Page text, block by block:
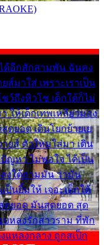
ด้อีกสักสามพัน ฉันคง
ส์มาใส่ เพราะเราเป็น
ชว์ถึงหิวโซ เด็กใต้ก็ไม่
ให้เด็กเทพเหลียวมอง
ดยอด เดินโยกย้ายเย
ยส์ ตัวใหม่ใส่มา เดิน
ญหา ไม่พอใจ ได้เป็น
งใต้ถามมัน ว่ามัน
นยิ้มให้ เจอะเด็กใต้
ดยอด มันสุดยอด สุด
หลงรักสาวราม ที่พัก
แหลงกลาง ถูกสเป็ก